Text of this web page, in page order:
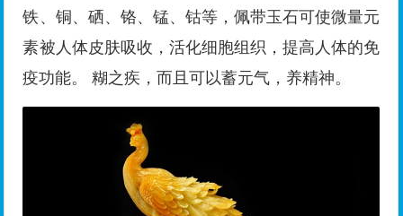
铁、铜、硒、铬、锰、钴等，佩带玉石可使微量元
素被人体皮肤吸收，活化细胞组织，提高人体的免
疫功能。 糊之疾，而且可以蓄元气，养精神。